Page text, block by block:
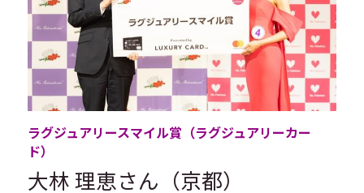
ラグジュアリースマイル賞（ラグジュアリーカー
ド）
大林 理恵さん（京都）